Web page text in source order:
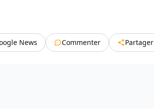
News Commenter Partager